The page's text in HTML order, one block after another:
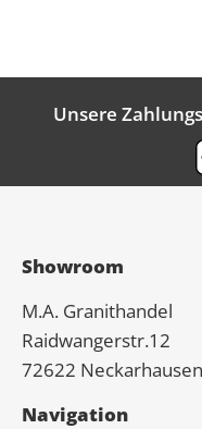
Unsere
Showroom
M.A. Granithandel
Raidwangerstr.12
72622 Neckarhausen
Navigation